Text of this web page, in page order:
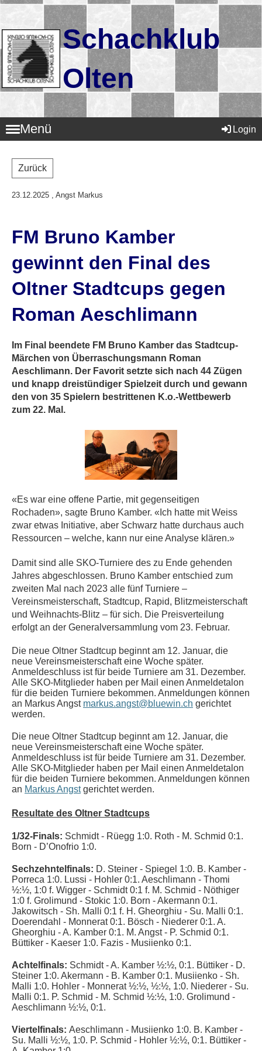
Schachklub
Olten
Menü Login
Zurück
23.12.2025 , Angst Markus
FM Bruno Kamber
gewinnt den Final des
Oltner Stadtcups gegen
Roman Aeschlimann
Im Final beendete FM Bruno Kamber das Stadtcup-
Märchen von Überraschungsmann Roman
Aeschlimann. Der Favorit setzte sich nach 44 Zügen
und knapp dreistündiger Spielzeit durch und gewann
den von 35 Spielern bestrittenen K.o.-Wettbewerb
zum 22. Mal.
«Es war eine offene Partie, mit gegenseitigen
Rochaden», sagte Bruno Kamber. «Ich hatte mit Weiss
zwar etwas Initiative, aber Schwarz hatte durchaus auch
Ressourcen – welche, kann nur eine Analyse klären.»
Damit sind alle SKO-Turniere des zu Ende gehenden
Jahres abgeschlossen. Bruno Kamber entschied zum
zweiten Mal nach 2023 alle fünf Turniere –
Vereinsmeisterschaft, Stadtcup, Rapid, Blitzmeisterschaft
und Weihnachts-Blitz – für sich. Die Preisverteilung
erfolgt an der Generalversammlung vom 23. Februar.
Die neue Oltner Stadtcup beginnt am 12. Januar, die
neue Vereinsmeisterschaft eine Woche später.
Anmeldeschluss ist für beide Turniere am 31. Dezember.
Alle SKO-Mitglieder haben per Mail einen Anmeldetalon
für die beiden Turniere bekommen. Anmeldungen können
an Markus Angst markus.angst@bluewin.ch gerichtet
werden.
Die neue Oltner Stadtcup beginnt am 12. Januar, die
neue Vereinsmeisterschaft eine Woche später.
Anmeldeschluss ist für beide Turniere am 31. Dezember.
Alle SKO-Mitglieder haben per Mail einen Anmeldetalon
für die beiden Turniere bekommen. Anmeldungen können
an Markus Angst gerichtet werden.
Resultate des Oltner Stadtcups
1/32-Finals: Schmidt - Rüegg 1:0. Roth - M. Schmid 0:1.
Born - D’Onofrio 1:0.
Sechzehntelfinals: D. Steiner - Spiegel 1:0. B. Kamber -
Porreca 1:0. Lussi - Hohler 0:1. Aeschlimann - Thomi
½:½, 1:0 f. Wigger - Schmidt 0:1 f. M. Schmid - Nöthiger
1:0 f. Grolimund - Stokic 1:0. Born -Akermann 0:1.
Jakowitsch - Sh. Malli 0:1 f. H. Gheorghiu - Su. Malli 0:1.
Doerendahl - Monnerat 0:1. Bösch - Niederer 0:1. A.
Gheorghiu - A. Kamber 0:1. M. Angst - P. Schmid 0:1.
Büttiker - Kaeser 1:0. Fazis - Musiienko 0:1.
Achtelfinals: Schmidt -A. Kamber ½:½, 0:1. Büttiker - D.
Steiner 1:0. Akermann - B. Kamber 0:1. Musiienko - Sh.
Malli 1:0. Hohler - Monnerat ½:½, ½:½, 1:0. Niederer - Su.
Malli 0:1. P. Schmid - M. Schmid ½:½, 1:0. Grolimund -
Aeschlimann ½:½, 0:1.
Viertelfinals: Aeschlimann - Musiienko 1:0. B. Kamber -
Su. Malli ½:½, 1:0. P. Schmid - Hohler ½:½, 0:1. Büttiker -